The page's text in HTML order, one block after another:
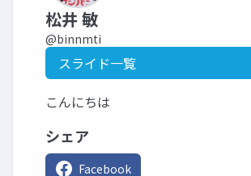
松井 敏
@binnmti
スライド一覧
こんにちは
シェア
Facebook